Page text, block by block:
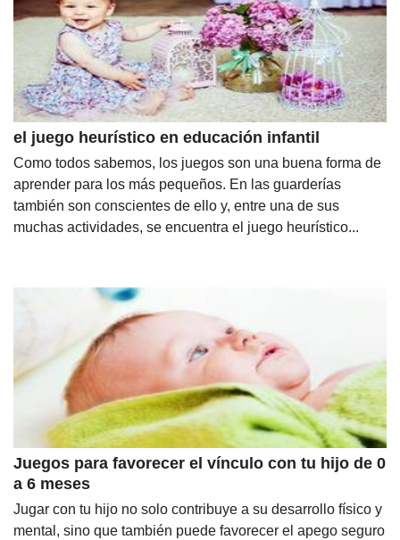
el juego heurístico en educación infantil
Como todos sabemos, los juegos son una buena forma de
aprender para los más pequeños. En las guarderías
también son conscientes de ello y, entre una de sus
muchas actividades, se encuentra el juego heurístico...
Juegos para favorecer el vínculo con tu hijo de 0
a 6 meses
Jugar con tu hijo no solo contribuye a su desarrollo físico y
mental, sino que también puede favorecer el apego seguro